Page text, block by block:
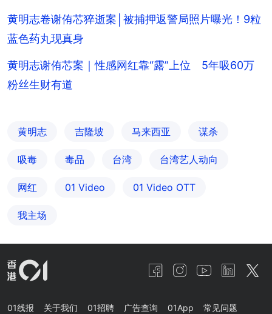
黄明志卷谢侑芯猝逝案│被捕押返警局照片曝光！9粒
蓝色药丸现真身
黄明志谢侑芯案｜性感网红靠“露”上位 5年吸60万
粉丝生财有道
黄明志 吉隆坡 马来西亚 谋杀
吸毒 毒品 台湾 台湾艺人动向
网红 01 Video 01‌ ‌Video‌ ‌OTT
我主场
01线报 关于我们 01招聘 广告查询 01App 常见问题